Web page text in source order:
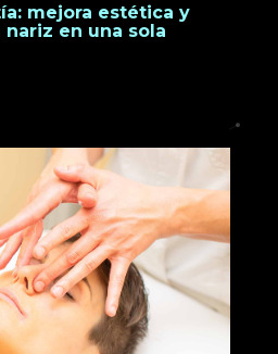
mejora estética y
en una sola